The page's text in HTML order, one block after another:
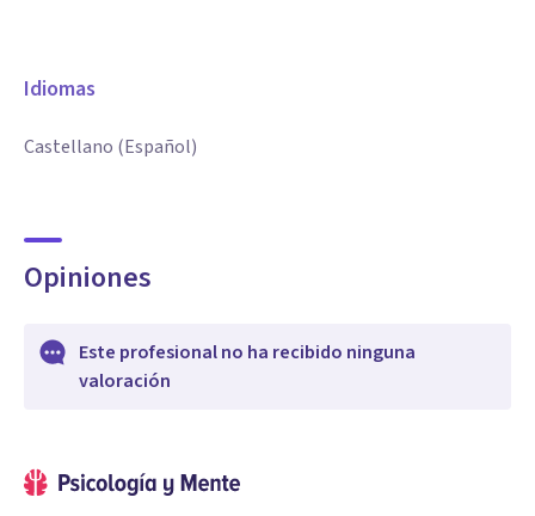
Idiomas
Castellano (Español)
Opiniones
Este profesional no ha recibido ninguna
valoración